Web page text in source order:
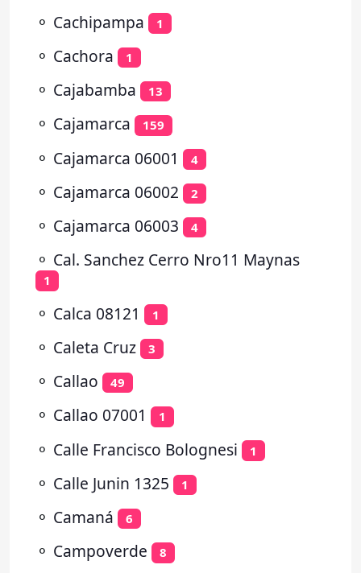
⚬ Cachipampa 1
⚬ Cachora 1
⚬ Cajabamba 13
⚬ Cajamarca 159
⚬ Cajamarca 06001 4
⚬ Cajamarca 06002 2
⚬ Cajamarca 06003 4
⚬ Cal. Sanchez Cerro Nro11 Maynas
1
⚬ Calca 08121 1
⚬ Caleta Cruz 3
⚬ Callao 49
⚬ Callao 07001 1
⚬ Calle Francisco Bolognesi 1
⚬ Calle Junin 1325 1
⚬ Camaná 6
⚬ Campoverde 8